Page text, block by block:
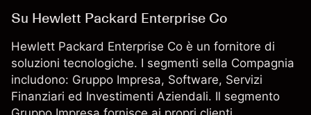
Su Hewlett Packard Enterprise Co
Hewlett Packard Enterprise Co è un fornitore di
soluzioni tecnologiche. I segmenti sella Compagnia
includono: Gruppo Impresa, Software, Servizi
Finanziari ed Investimenti Aziendali. Il segmento